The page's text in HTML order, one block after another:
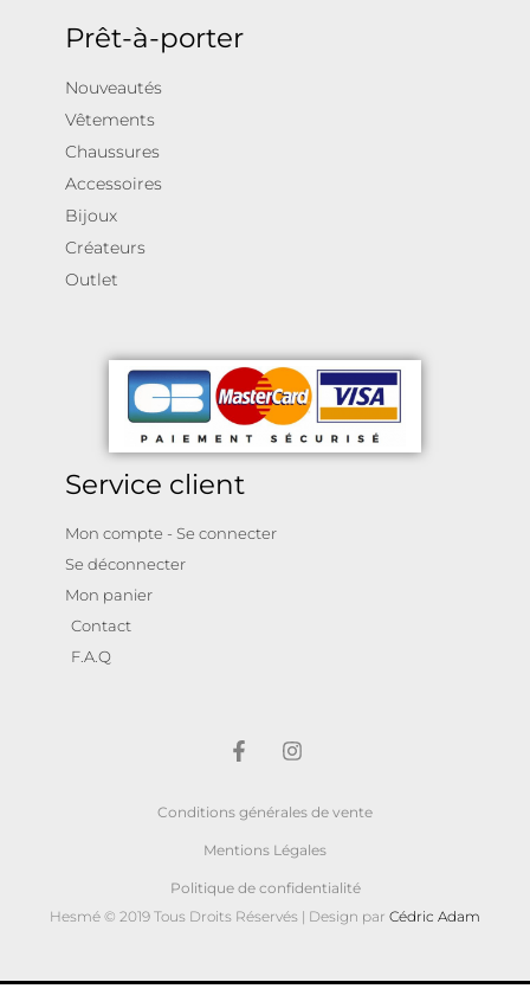
Prêt-à-porter
Nouveautés
Vêtements
Chaussures
Accessoires
Bijoux
Créateurs
Outlet
Service client
Mon compte - Se connecter
Se déconnecter
Mon panier
Contact
F.A.Q
Conditions générales de vente
Mentions Légales
Politique de confidentialité
Hesmé © 2019 Tous Droits Réservés | Design par Cédric Adam